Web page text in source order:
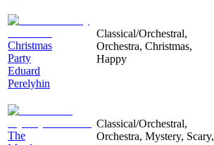
Christmas
Party
Eduard
Perelyhin
Classical/Orchestral,
Orchestra, Christmas,
Happy
The
Classical/Orchestral,
Orchestra, Mystery, Scary,